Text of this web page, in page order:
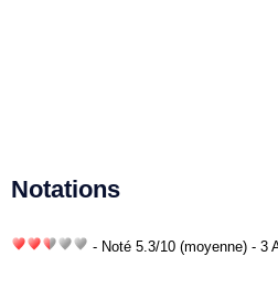
Notations
- Noté 5.3/10 (moyenne) - 3